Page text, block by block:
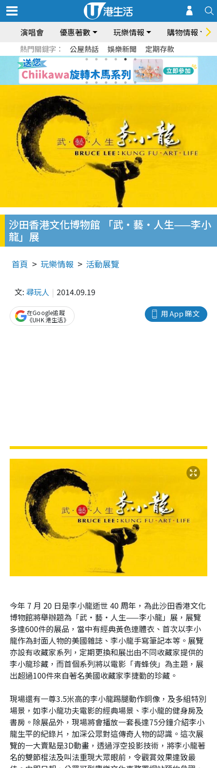
演唱會 優惠著數 玩樂情報 購物情報
熱門關鍵字： 公屋熱話 娛樂新聞 定期存款
沙田香港文化博物館 「武‧藝‧人生——李小
龍」展
首頁 玩樂情報 活動展覽
文: 尋玩人 2014.09.19
用 App 睇文
在Google追蹤
《UHK 港生活》
今年 7 月 20 日是李小龍逝世 40 周年，為此沙田香港文化
博物館將舉辦題為「武‧藝‧人生——李小龍」展，展覽
多達600件的展品，當中有經典黃色連體衣、首次以李小
龍作為封面人物的美國雜誌、李小龍手寫筆記本等。展覽
亦設有收藏家系列，定期更換和展出由不同收藏家提供的
李小龍珍藏，而首個系列將以電影「青蜂俠」為主題，展
出超過100件來自著名美國收藏家李捷勤的珍藏。
現場還有一尊3.5米高的李小龍踢腿動作銅像，及多組特別
場景，如李小龍功夫電影的經典場景、李小龍的健身房及
書房。除展品外，現場將會播放一套長達75分鐘介紹李小
龍生平的紀錄片，加深公眾對這傳奇人物的認識。這次展
覽的一大賣點是3D動畫，透過浮空投影技術，將李小龍著
名的雙節棍法及叫法重現大眾眼前，令觀賞效果達致最